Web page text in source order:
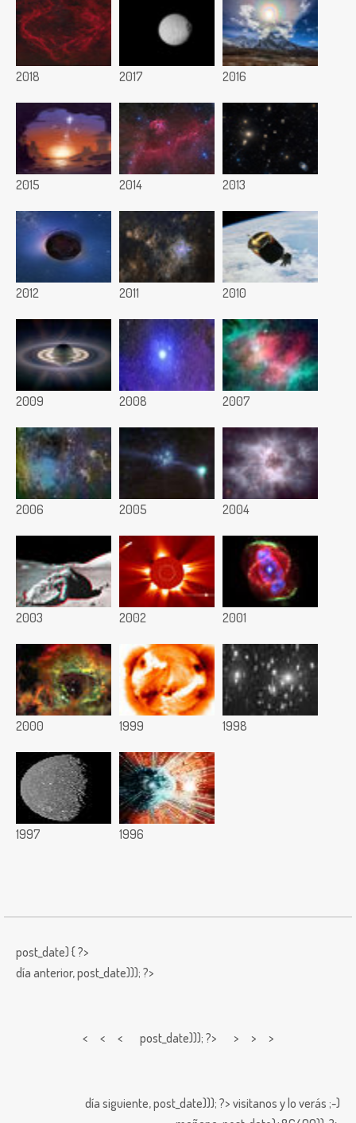
2018 2017 2016
2015 2014 2013
2012 2011 2010
2009 2008 2007
2006 2005 2004
2003 2002 2001
2000 1999 1998
1997 1996
post_date) { ?>
día anterior,post_date))); ?>
< < < post_date))); ?> > > >
día siguiente,post_date))); ?> visitanos y lo verás ;-)